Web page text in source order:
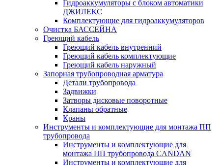
Гидроаккумуляторы с блоком автоматики
ДЖИЛЕКС
Комплектующие для гидроаккумуляторов
Очистка БАССЕЙНА
Греющий кабель
Греющий кабель внутренний
Греющий кабель комплектующие
Греющий кабель наружный
Запорная трубопроводная арматура
Детали трубопровода
Задвижки
Затворы дисковые поворотные
Клапаны обратные
Краны
Инструменты и комплектующие для монтажа ПП
трубопровода
Инструменты и комплектующие для
монтажа ПП трубопровода CANDAN
Инструменты и комплектующие для